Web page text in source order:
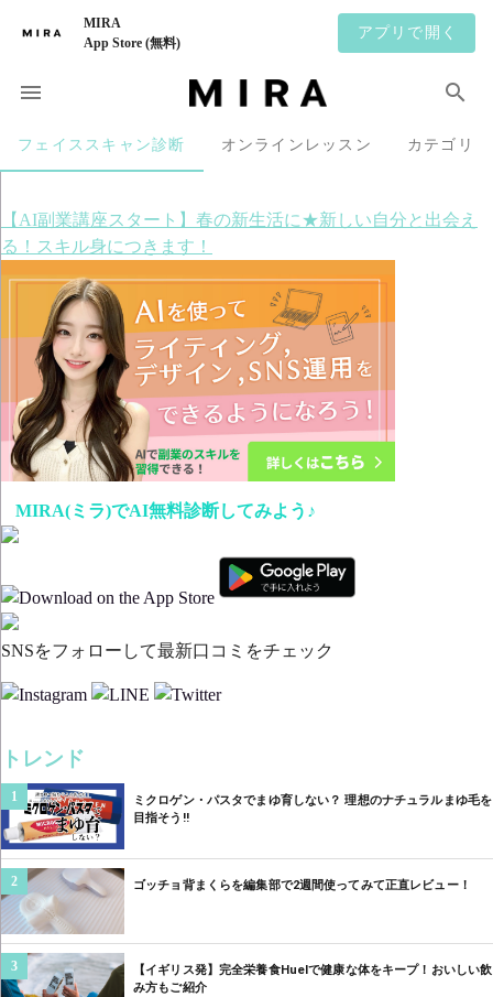
MIRA
App Store (無料)
アプリで開く
フェイススキャン診断 オンラインレッスン カテゴリ
【AI副業講座スタート】春の新生活に★新しい自分と出会え
る！スキル身につきます！
MIRA(ミラ)でAI無料診断してみよう♪
SNSをフォローして最新口コミをチェック
トレンド
1
ミクロゲン・パスタでまゆ育しない？ 理想のナチュラルまゆ毛を
目指そう‼︎
2 ゴッチョ背まくらを編集部で2週間使ってみて正直レビュー！
3
【イギリス発】完全栄養食Huelで健康な体をキープ！おいしい飲
み方もご紹介